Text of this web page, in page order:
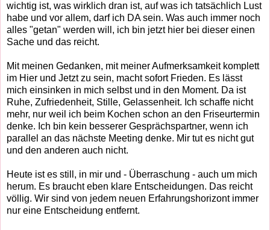
wichtig ist, was wirklich dran ist, auf was ich tatsächlich Lust
habe und vor allem, darf ich DA sein. Was auch immer noch
alles "getan" werden will, ich bin jetzt hier bei dieser einen
Sache und das reicht.
Mit meinen Gedanken, mit meiner Aufmerksamkeit komplett
im Hier und Jetzt zu sein, macht sofort Frieden. Es lässt
mich einsinken in mich selbst und in den Moment. Da ist
Ruhe, Zufriedenheit, Stille, Gelassenheit. Ich schaffe nicht
mehr, nur weil ich beim Kochen schon an den Friseurtermin
denke. Ich bin kein besserer Gesprächspartner, wenn ich
parallel an das nächste Meeting denke. Mir tut es nicht gut
und den anderen auch nicht.
Heute ist es still, in mir und - Überraschung - auch um mich
herum. Es braucht eben klare Entscheidungen. Das reicht
völlig. Wir sind von jedem neuen Erfahrungshorizont immer
nur eine Entscheidung entfernt.